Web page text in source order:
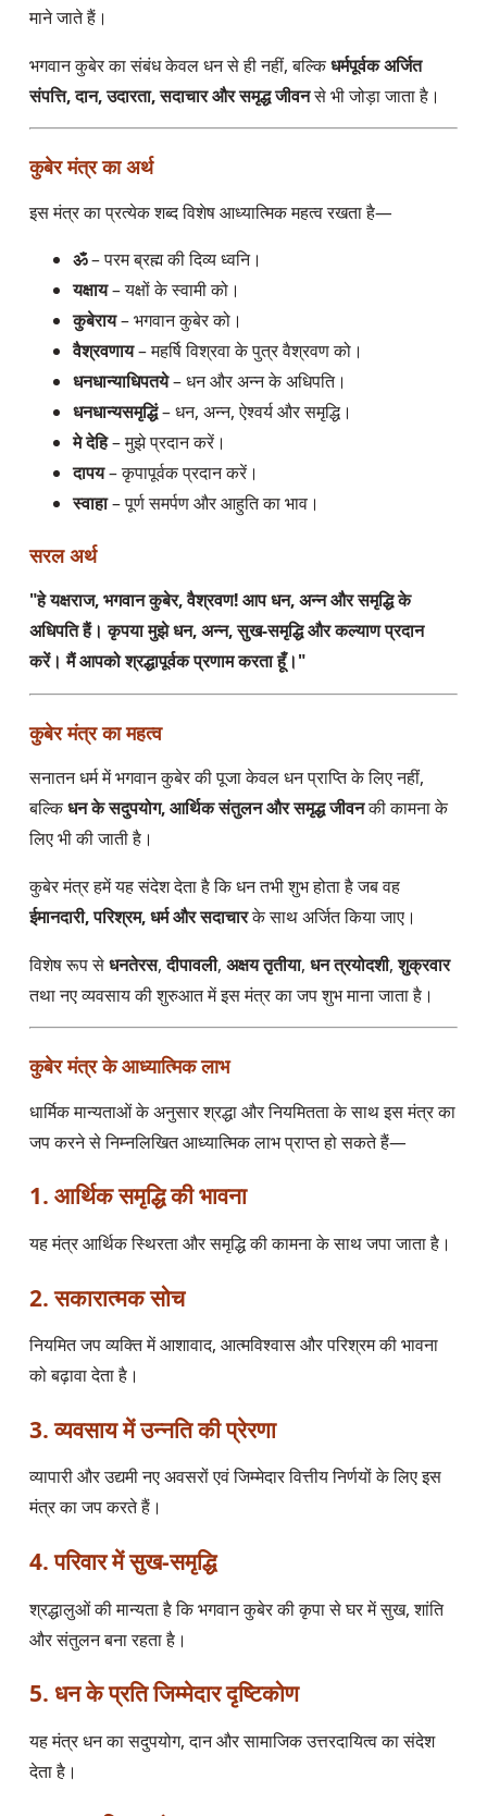
माने जाते हैं।
भगवान कुबेर का संबंध केवल धन से ही नहीं, बल्किधर्मपूर्वक अर्जित
संपत्ति, दान, उदारता, सदाचार और समृद्ध जीवनसे भी जोड़ा जाता है।
कुबेर मंत्र का अर्थ
इस मंत्र का प्रत्येक शब्द विशेष आध्यात्मिक महत्व रखता है—
ॐ– परम ब्रह्म की दिव्य ध्वनि।
यक्षाय– यक्षों के स्वामी को।
कुबेराय– भगवान कुबेर को।
वैश्रवणाय– महर्षि विश्रवा के पुत्र वैश्रवण को।
धनधान्याधिपतये– धन और अन्न के अधिपति।
धनधान्यसमृद्धिं– धन, अन्न, ऐश्वर्य और समृद्धि।
मे देहि– मुझे प्रदान करें।
दापय– कृपापूर्वक प्रदान करें।
स्वाहा– पूर्ण समर्पण और आहुति का भाव।
सरल अर्थ
"हे यक्षराज, भगवान कुबेर, वैश्रवण! आप धन, अन्न और समृद्धि के
अधिपति हैं। कृपया मुझे धन, अन्न, सुख-समृद्धि और कल्याण प्रदान
करें। मैं आपको श्रद्धापूर्वक प्रणाम करता हूँ।"
कुबेर मंत्र का महत्व
सनातन धर्म में भगवान कुबेर की पूजा केवल धन प्राप्ति के लिए नहीं,
बल्किधन के सदुपयोग, आर्थिक संतुलन और समृद्ध जीवनकी कामना के
लिए भी की जाती है।
कुबेर मंत्र हमें यह संदेश देता है कि धन तभी शुभ होता है जब वह
ईमानदारी, परिश्रम, धर्म और सदाचारके साथ अर्जित किया जाए।
विशेष रूप सेधनतेरस,दीपावली, अक्षय तृतीया, धन त्रयोदशी,शुक्रवार
तथा नए व्यवसाय की शुरुआत में इस मंत्र का जप शुभ माना जाता है।
कुबेर मंत्र के आध्यात्मिक लाभ
धार्मिक मान्यताओं के अनुसार श्रद्धा और नियमितता के साथ इस मंत्र का
जप करने से निम्नलिखित आध्यात्मिक लाभ प्राप्त हो सकते हैं—
1. आर्थिक समृद्धि की भावना
यह मंत्र आर्थिक स्थिरता और समृद्धि की कामना के साथ जपा जाता है।
2. सकारात्मक सोच
नियमित जप व्यक्ति में आशावाद, आत्मविश्वास और परिश्रम की भावना
को बढ़ावा देता है।
3. व्यवसाय में उन्नति की प्रेरणा
व्यापारी और उद्यमी नए अवसरों एवं जिम्मेदार वित्तीय निर्णयों के लिए इस
मंत्र का जप करते हैं।
4. परिवार में सुख-समृद्धि
श्रद्धालुओं की मान्यता है कि भगवान कुबेर की कृपा से घर में सुख, शांति
और संतुलन बना रहता है।
5. धन के प्रति जिम्मेदार दृष्टिकोण
यह मंत्र धन का सदुपयोग, दान और सामाजिक उत्तरदायित्व का संदेश
देता है।